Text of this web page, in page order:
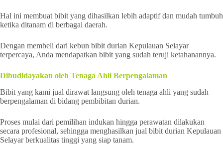
Hal ini membuat bibit yang dihasilkan lebih adaptif dan mudah tumbuh
ketika ditanam di berbagai daerah.
Dengan membeli dari kebun bibit durian Kepulauan Selayar
terpercaya, Anda mendapatkan bibit yang sudah teruji ketahanannya.
Dibudidayakan oleh Tenaga Ahli Berpengalaman
Bibit yang kami jual dirawat langsung oleh tenaga ahli yang sudah
berpengalaman di bidang pembibitan durian.
Proses mulai dari pemilihan indukan hingga perawatan dilakukan
secara profesional, sehingga menghasilkan jual bibit durian Kepulauan
Selayar berkualitas tinggi yang siap tanam.